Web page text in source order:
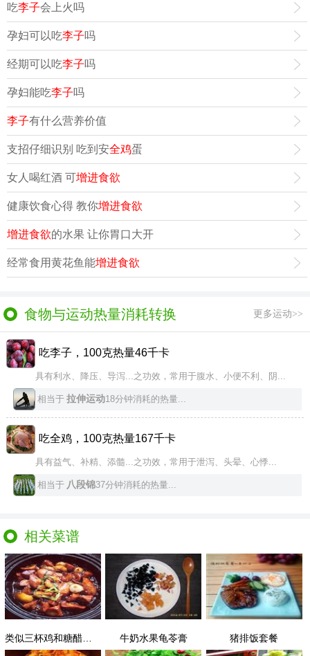
吃李子会上火吗
孕妇可以吃李子吗
经期可以吃李子吗
孕妇能吃李子吗
李子有什么营养价值
支招仔细识别 吃到安全鸡蛋
女人喝红酒 可增进食欲
健康饮食心得 教你增进食欲
增进食欲的水果 让你胃口大开
经常食用黄花鱼能增进食欲
食物与运动热量消耗转换 更多运动>>
吃李子，100克热量46千卡
具有利水、降压、导泻...之功效，常用于腹水、小便不利、阴...
相当于 拉伸运动18分钟消耗的热量...
吃全鸡，100克热量167千卡
具有益气、补精、添髓...之功效，常用于泄泻、头晕、心悸...
相当于 八段锦37分钟消耗的热量...
相关菜谱
类似三杯鸡和糖醋排骨味的李子煲杏鲍菇 牛奶水果龟苓膏 猪排饭套餐